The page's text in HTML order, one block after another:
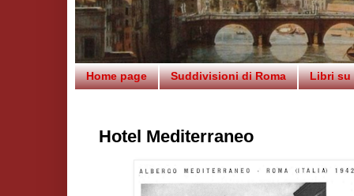
Home page Suddivisioni di Roma Libri su
Hotel Mediterraneo